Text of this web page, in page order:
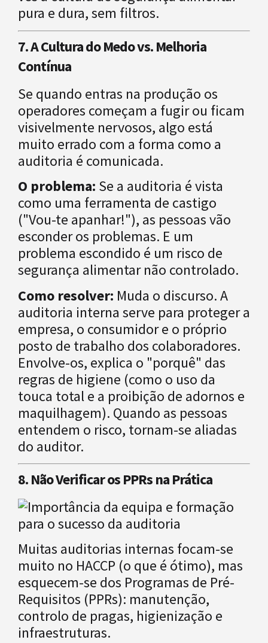
pura e dura, sem filtros.
7. A Cultura do Medo vs. Melhoria
Contínua
Se quando entras na produção os
operadores começam a fugir ou ficam
visivelmente nervosos, algo está
muito errado com a forma como a
auditoria é comunicada.
O problema: Se a auditoria é vista
como uma ferramenta de castigo
("Vou-te apanhar!"), as pessoas vão
esconder os problemas. E um
problema escondido é um risco de
segurança alimentar não controlado.
Como resolver: Muda o discurso. A
auditoria interna serve para proteger a
empresa, o consumidor e o próprio
posto de trabalho dos colaboradores.
Envolve-os, explica o "porquê" das
regras de higiene (como o uso da
touca total e a proibição de adornos e
maquilhagem). Quando as pessoas
entendem o risco, tornam-se aliadas
do auditor.
8. Não Verificar os PPRs na Prática
Muitas auditorias internas focam-se
muito no HACCP (o que é ótimo), mas
esquecem-se dos Programas de Pré-
Requisitos (PPRs): manutenção,
controlo de pragas, higienização e
infraestruturas.